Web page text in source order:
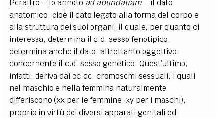
Peraltro – lo annoto ad abundatiam– il dato
anatomico, cioè il dato legato alla forma del corpo e
alla struttura dei suoi organi, il quale, per quanto ci
interessa, determina il c.d. sesso fenotipico,
determina anche il dato, altrettanto oggettivo,
concernente il c.d. sesso genetico. Quest’ultimo,
infatti, deriva dai cc.dd. cromosomi sessuali, i quali
nel maschio e nella femmina naturalmente
differiscono (xx per le femmine,xy per i maschi),
proprio in virtù dei diversi apparati genitali ed